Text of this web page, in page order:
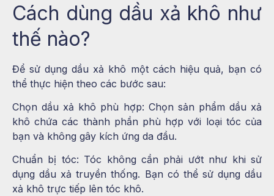
Cách dùng dầu xả khô như
thế nào?
Để sử dụng dầu xả khô một cách hiệu quả, bạn có
thể thực hiện theo các bước sau:
Chọn dầu xả khô phù hợp: Chọn sản phẩm dầu xả
khô chứa các thành phần phù hợp với loại tóc của
bạn và không gây kích ứng da đầu.
Chuẩn bị tóc: Tóc không cần phải ướt như khi sử
dụng dầu xả truyền thống. Bạn có thể sử dụng dầu
xả khô trực tiếp lên tóc khô.